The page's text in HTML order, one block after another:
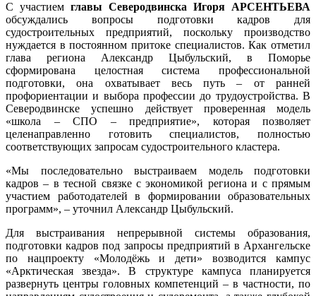
С участием главы Северодвинска Игоря АРСЕНТЬЕВА
обсуждались вопросы подготовки кадров для
судостроительных предприятий, поскольку производство
нуждается в постоянном притоке специалистов. Как отметил
глава региона Александр Цыбульский, в Поморье
сформирована целостная система профессиональной
подготовки, она охватывает весь путь – от ранней
профориентации и выбора профессии до трудоустройства. В
Северодвинске успешно действует проверенная модель
«школа – СПО – предприятие», которая позволяет
целенаправленно готовить специалистов, полностью
соответствующих запросам судостроительного кластера.
«Мы последовательно выстраиваем модель подготовки
кадров – в тесной связке с экономикой региона и с прямым
участием работодателей в формировании образовательных
программ», – уточнил Александр Цыбульский.
Для выстраивания непрерывной системы образования,
подготовки кадров под запросы предприятий в Архангельске
по нацпроекту «Молодёжь и дети» возводится кампус
«Арктическая звезда». В структуре кампуса планируется
развернуть центры головных компетенций – в частности, по